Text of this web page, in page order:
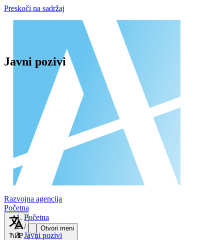
Preskoči na sadržaj
Razvojna agencija
Početna
ЋИР
Otvori meni
Javni pozivi
Početna
/
Javni pozivi